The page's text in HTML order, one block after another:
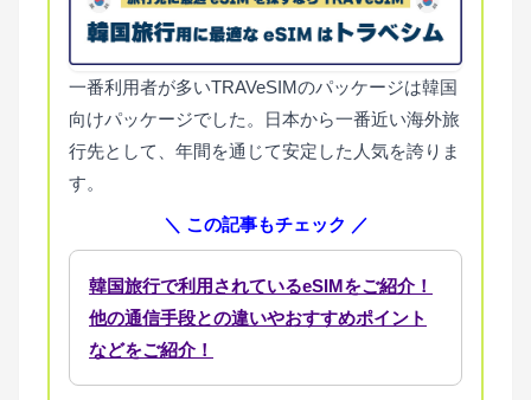
一番利用者が多いTRAVeSIMのパッケージは韓国
向けパッケージでした。日本から一番近い海外旅
行先として、年間を通じて安定した人気を誇りま
す。
＼ この記事もチェック ／
韓国旅行で利用されているeSIMをご紹介！
他の通信手段との違いやおすすめポイント
などをご紹介！